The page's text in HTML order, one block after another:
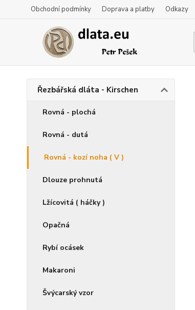
Obchodní podmínky Doprava a platby Odkazy
Řezbářská dláta - Kirschen
Rovná - plochá
Rovná - dutá
Rovná - kozí noha ( V )
Dlouze prohnutá
Lžícovitá ( háčky )
Opačná
Rybí ocásek
Makaroni
Švýcarský vzor